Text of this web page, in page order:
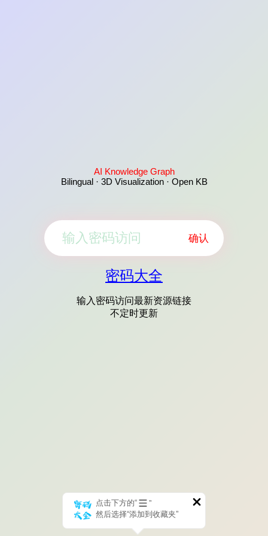
AI Knowledge Graph
Bilingual · 3D Visualization · Open KB
确认
密码大全
输入密码访问最新资源链接
不定时更新
点击下方的“
”
然后选择“添加到收藏夹”